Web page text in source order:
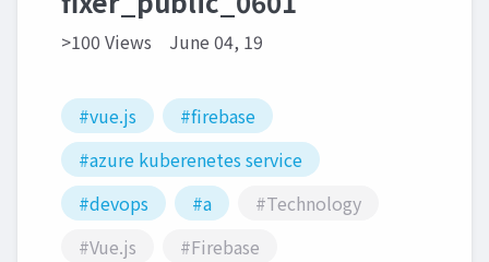
>100 Views June 04, 19
#vue.js
#firebase
#azure kuberenetes service
#devops
#a
#Technology
#Vue.js
#Firebase